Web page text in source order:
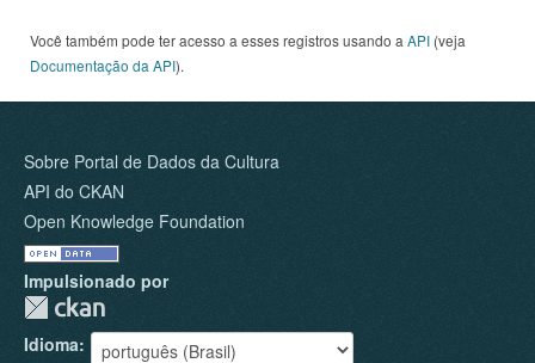
Você também pode ter acesso a esses registros usando a API (veja
Documentação da API).
Sobre Portal de Dados da Cultura
API do CKAN
Open Knowledge Foundation
Impulsionado por
Idioma